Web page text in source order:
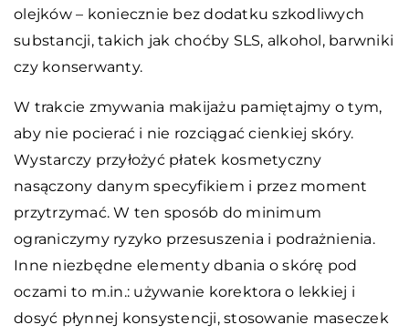
olejków – koniecznie bez dodatku szkodliwych
substancji, takich jak choćby SLS, alkohol, barwniki
czy konserwanty.
W trakcie zmywania makijażu pamiętajmy o tym,
aby nie pocierać i nie rozciągać cienkiej skóry.
Wystarczy przyłożyć płatek kosmetyczny
nasączony danym specyfikiem i przez moment
przytrzymać. W ten sposób do minimum
ograniczymy ryzyko przesuszenia i podrażnienia.
Inne niezbędne elementy dbania o skórę pod
oczami to m.in.: używanie korektora o lekkiej i
dosyć płynnej konsystencji, stosowanie maseczek